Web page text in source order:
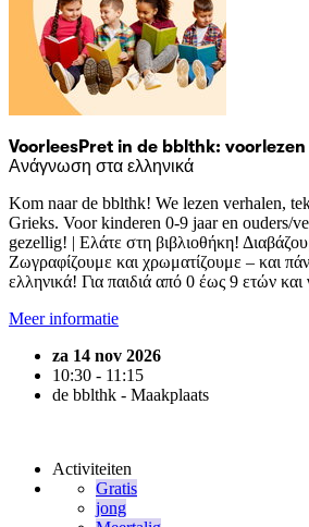
VoorleesPret in de bblthk:
Ανάγνωση στα ελληνικά
Kom naar de bblthk! We lezen verhalen,
Grieks. Voor kinderen 0-9 jaar en ouders/
gezellig! | Ελάτε στη βιβλιοθήκη!
Ζωγραφίζουμε και χρωματίζουμε – και
ελληνικά! Για παιδιά από 0 έως 9 ετών και
Meer informatie
za 14 nov 2026
10:30 - 11:15
de bblthk - Maakplaats
Activiteiten
Gratis
jong